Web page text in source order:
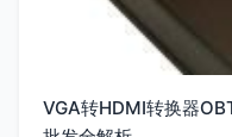
VGA转HDMI转换器